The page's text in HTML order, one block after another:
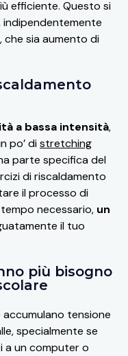
efficiente. Questo si
indipendentemente
che sia aumento di
a bassa intensità,
po’ distretching
parte specifica del
di riscaldamento
il processo di
necessario, un
il tuo
più bisogno
tensione
specialmente se
a un computer o